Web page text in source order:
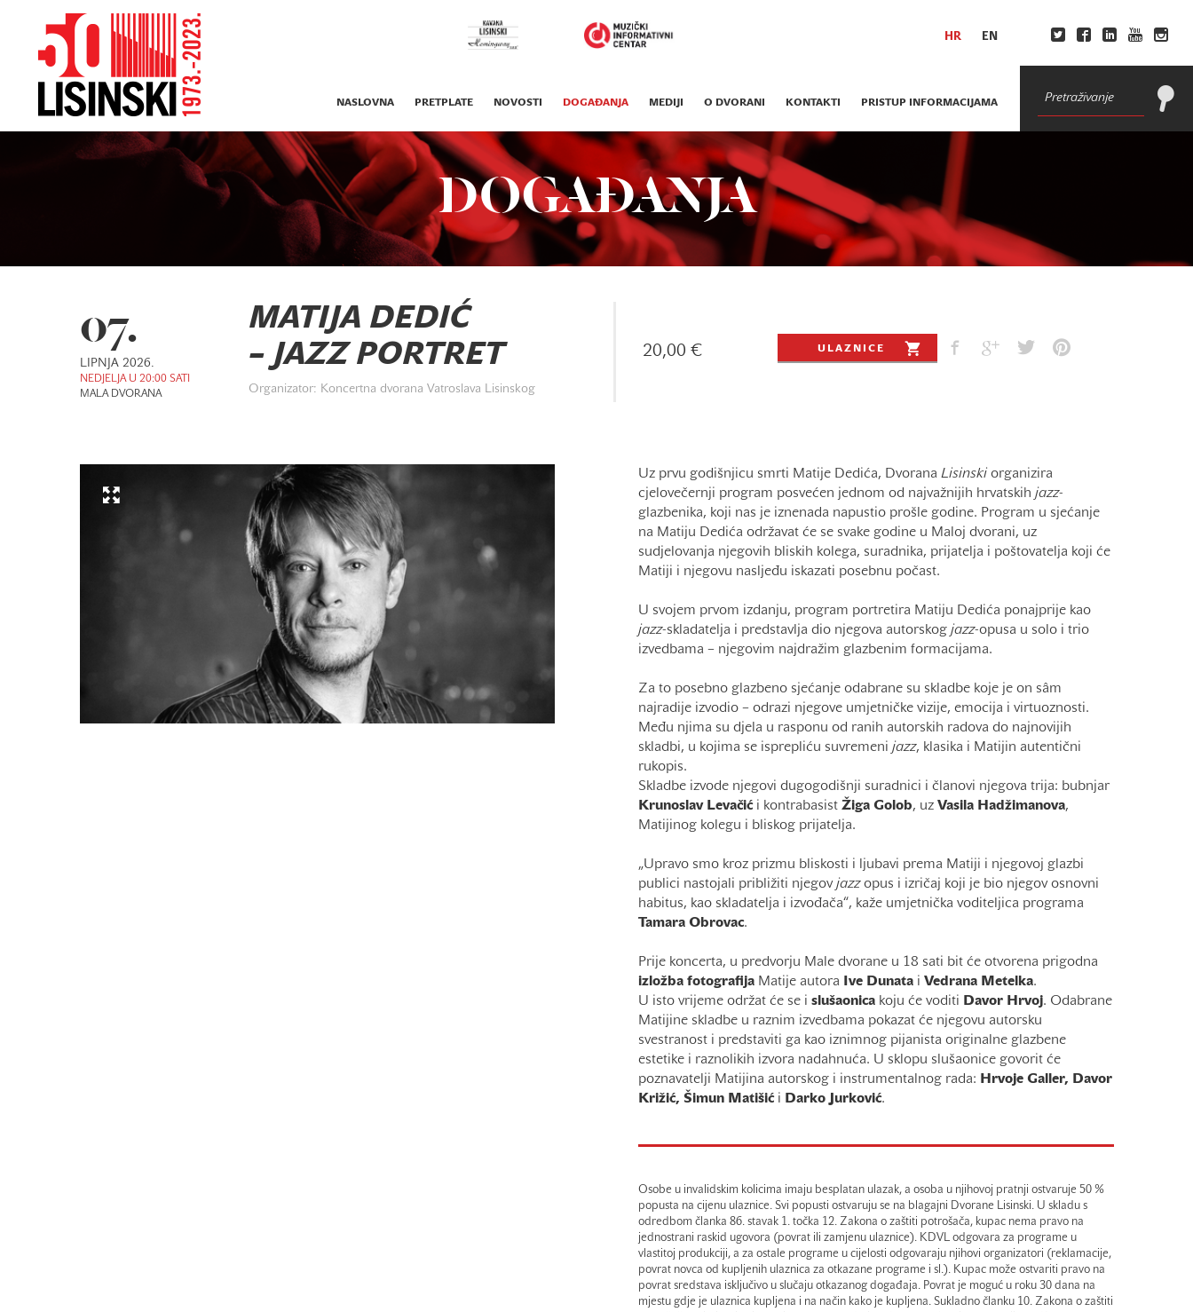
HR EN
NASLOVNA PRETPLATE NOVOSTI DOGAĐANJA MEDIJI O DVORANI KONTAKTI PRISTUP INFORMACIJAMA
DOGAĐANJA
07.
LIPNJA 2026.
NEDJELJA U 20:00 SATI
MALA DVORANA
MATIJA DEDIĆ
– JAZZ PORTRET
Organizator: Koncertna dvorana Vatroslava Lisinskog
20,00 € ULAZNICE
Uz prvu godišnjicu smrti Matije Dedića, Dvorana Lisinskiorganizira
cjelovečernji program posvećen jednom od najvažnijih hrvatskih jazz-
glazbenika, koji nas je iznenada napustio prošle godine. Program u sjećanje
na Matiju Dedića održavat će se svake godine u Maloj dvorani, uz
sudjelovanja njegovih bliskih kolega, suradnika, prijatelja i poštovatelja koji će
Matiji i njegovu nasljeđu iskazati posebnu počast.
U svojem prvom izdanju, program portretira Matiju Dedića ponajprije kao
jazz-skladatelja i predstavlja dio njegova autorskog jazz-opusa u solo i trio
izvedbama – njegovim najdražim glazbenim formacijama.
Za to posebno glazbeno sjećanje odabrane su skladbe koje je on sâm
najradije izvodio – odrazi njegove umjetničke vizije, emocija i virtuoznosti.
Među njima su djela u rasponu od ranih autorskih radova do najnovijih
skladbi, u kojima se isprepliću suvremeni jazz, klasika i Matijin autentični
rukopis.
Skladbe izvode njegovi dugogodišnji suradnici i članovi njegova trija: bubnjar
Krunoslav
Levačići kontrabasist Žiga Golob, uz Vasila Hadžimanova,
Matijinog kolegu i bliskog prijatelja.
„Upravo smo kroz prizmu bliskosti i ljubavi prema Matiji i njegovoj glazbi
publici nastojali približiti njegov jazzopus i izričaj koji je bio njegov osnovni
habitus, kao skladatelja i izvođača“, kaže umjetnička voditeljica programa
Tamara Obrovac.
Prije koncerta, u predvorju Male dvorane u 18 sati bit će otvorena prigodna
izložba fotografijaMatije autora Ive Dunata i Vedrana Metelka.
U isto vrijeme održat će se i slušaonicakoju će voditi Davor Hrvoj. Odabrane
Matijine skladbe u raznim izvedbama pokazat će njegovu autorsku
svestranost i predstaviti ga kao iznimnog pijanista originalne glazbene
estetike i raznolikih izvora nadahnuća. U sklopu slušaonice govorit će
poznavatelji Matijina autorskog i instrumentalnog rada:
Hrvoje Galler, Davor
Križić, Šimun Matišići Darko Jurković.
Osobe u invalidskim kolicima imaju besplatan ulazak, a osoba u njihovoj pratnji ostvaruje 50 %
popusta na cijenu ulaznice. Svi popusti ostvaruju se na blagajni Dvorane Lisinski. U skladu s
odredbom članka 86. stavak 1. točka 12. Zakona o zaštiti potrošača, kupac nema pravo na
jednostrani raskid ugovora (povrat ili zamjenu ulaznice). KDVL odgovara za programe u
vlastitoj produkciji, a za ostale programe u cijelosti odgovaraju njihovi organizatori (reklamacije,
povrat novca od kupljenih ulaznica za otkazane programe i sl.). Kupac može ostvariti pravo na
povrat sredstava isključivo u slučaju otkazanog događaja. Povrat je moguć u roku 30 dana na
mjestu gdje je ulaznica kupljena i na način kako je kupljena. Sukladno članku 10. Zakona o zaštiti